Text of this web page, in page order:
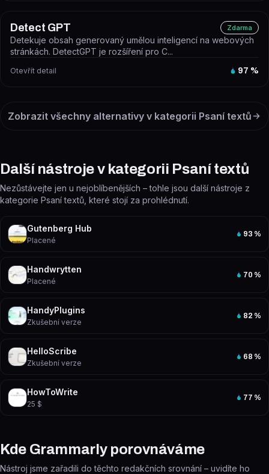
Detect GPT Zdarma
Detekuje obsah generovaný umělou inteligencí na webových
stránkách. DetectGPT je rozšíření pro C...
Otevřít detail 97 %
Zobrazit všechny alternativy v kategorii Psaní textů
Další nástroje v kategorii Psaní textů
Nezůstávejte jen u nejoblíbenějších – tohle jsou další nástroje z
kategorie Psaní textů, které stojí za prohlédnutí.
Gutenberg Hub
Placené
93 %
Handwrytten
Placené
70 %
HandyPlugins
Zkušební verze
82 %
HelloScribe
Zkušební verze
68 %
HowToWrite
25 $
77 %
Kde Grammarly porovnáváme
Nástroj jsme zařadili do těchto redakčních srovnání – uvidíte ho